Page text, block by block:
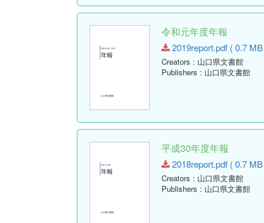
令和元年度年報
2019report.pdf ( 0.7
Creators : 山口県文書館
Publishers : 山口県文書館
平成30年度年報
2018report.pdf ( 0.7
Creators : 山口県文書館
Publishers : 山口県文書館